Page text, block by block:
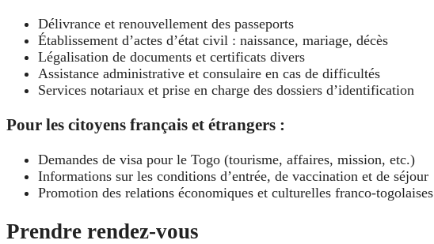
Délivrance et renouvellement des passeports
Établissement d’actes d’état civil : naissance, mariage, décès
Légalisation de documents et certificats divers
Assistance administrative et consulaire en cas de difficultés
Services notariaux et prise en charge des dossiers d’identification
Pour les citoyens français et étrangers :
Demandes de visa pour le Togo (tourisme, affaires, mission, etc.)
Informations sur les conditions d’entrée, de vaccination et de séjour
Promotion des relations économiques et culturelles franco-togolaises
Prendre rendez-vous